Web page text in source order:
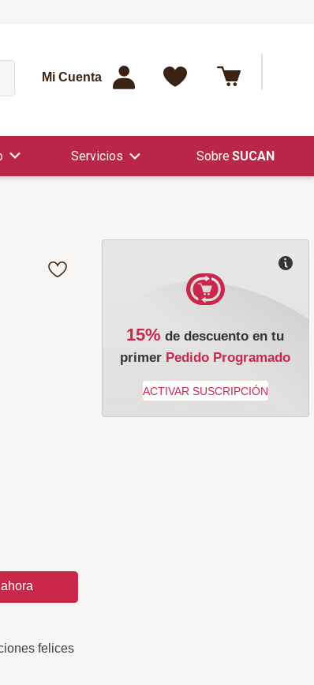
Mi Cuenta
Servicios SUCAN
15% de descuento en tu
primer Pedido Programado
felices